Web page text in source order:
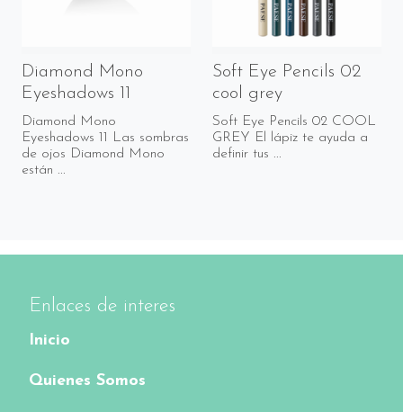
Diamond Mono
Eyeshadows 11
Diamond Mono
Eyeshadows 11 Las sombras
de ojos Diamond Mono
están ...
Soft Eye Pencils 02
cool grey
Soft Eye Pencils 02 COOL
GREY El lápiz te ayuda a
definir tus ...
Enlaces de interes
Inicio
Quienes Somos